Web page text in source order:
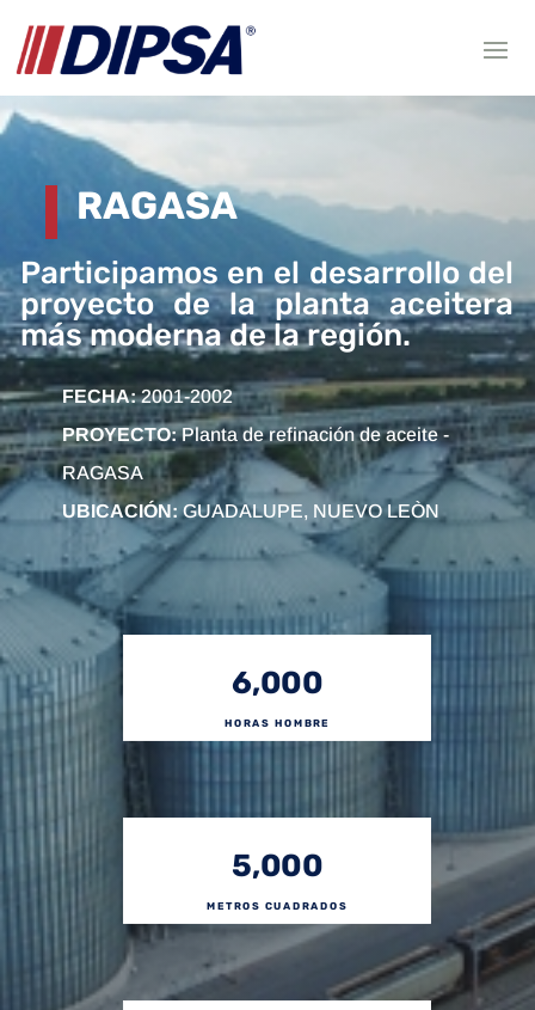
RAGASA
Participamos en el desarrollo del
proyecto de la planta aceitera
más moderna de la región.
FECHA:2001-2002
PROYECTO:Planta de refinación de aceite -
RAGASA
UBICACIÓN:GUADALUPE, NUEVO LEÒN
6,000
HORAS HOMBRE
5,000
METROS CUADRADOS